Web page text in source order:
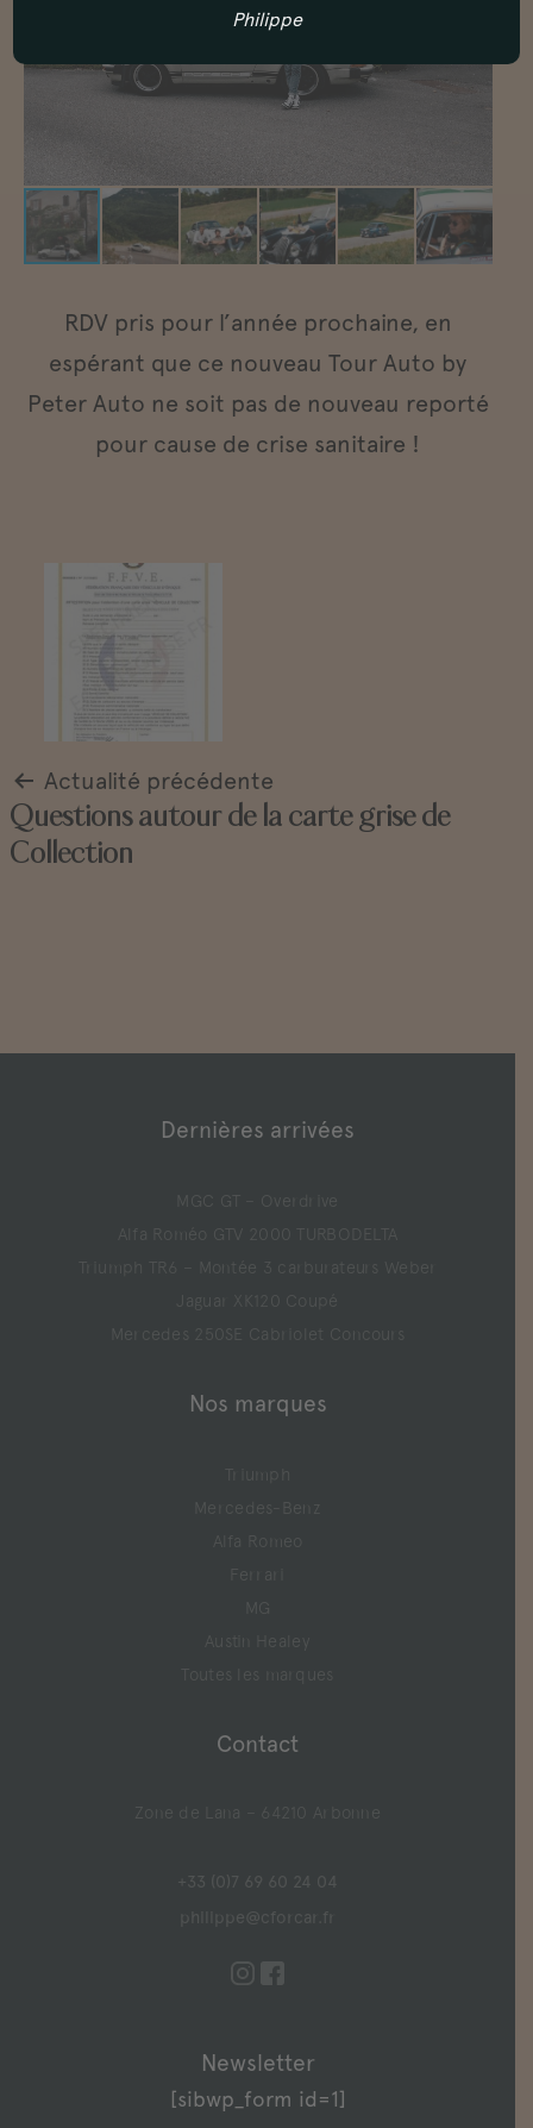
RDV pris pour l’année prochaine, en
espérant que ce nouveau Tour Auto by
Peter Auto ne soit pas de nouveau reporté
pour cause de crise sanitaire !
Navigation
l’article
Actualité précédente
Questions autour de la carte grise de
Collection
Dernières arrivées
MGC GT – Overdrive
Alfa Roméo GTV 2000 TURBODELTA
Triumph TR6 – Montée 3 carburateurs Weber
Jaguar XK120 Coupé
Mercedes 250SE Cabriolet Concours
Nos marques
Triumph
Mercedes-Benz
Alfa Romeo
Ferrari
MG
Austin Healey
Toutes les marques
Contact
Zone de Lana – 64210 Arbonne
+33 (0)7 69 60 24 04
philippe@cforcar.fr
Newsletter
[sibwp_form id=1]
Philippe